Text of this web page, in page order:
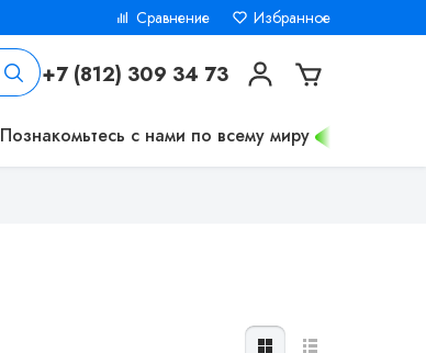
Сравнение Избранное
+7 (812) 309 34 73
Познакомьтесь с нами по всему миру